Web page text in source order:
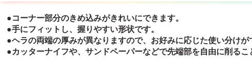
●コーナー部分のきめ込みがきれいにできます。
●手にフィットし、握りやすい形状です。
●ヘラの両端の厚みが異なりますので、お好みに応じた使い分けが
●カッターナイフや、サンドペーパーなどで先端部を自由に削るこ